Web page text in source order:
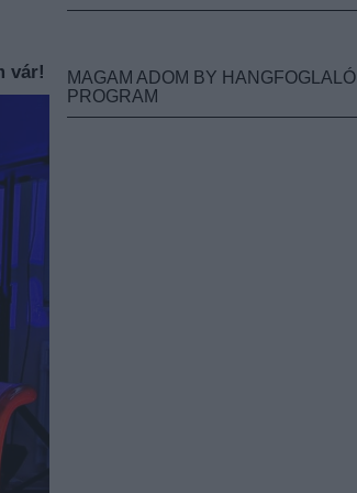
vár!
MAGAM ADOM BY HANGFOGLALÓ
PROGRAM